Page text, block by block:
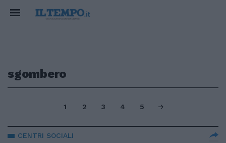
sgombero
1 2 3 4 5
CENTRI SOCIALI